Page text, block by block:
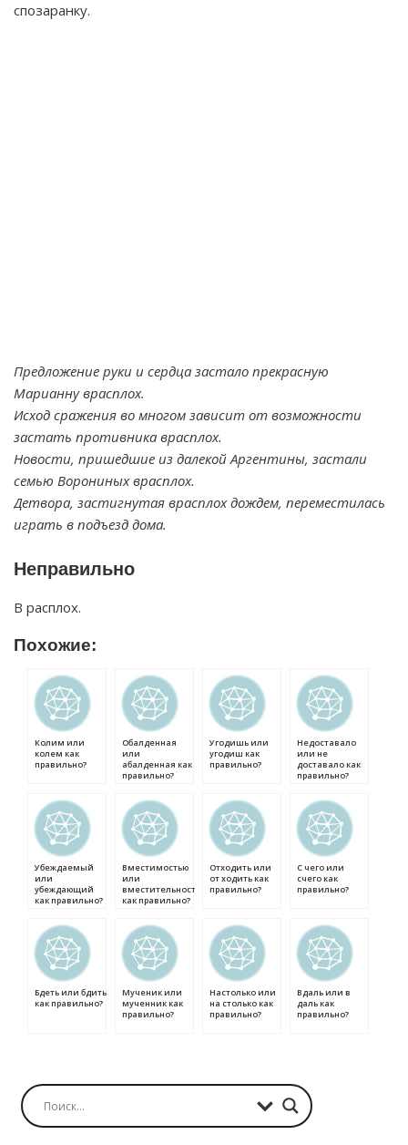
спозаранку.
Предложение руки и сердца застало прекрасную
Марианну врасплох.
Исход сражения во многом зависит от возможности
застать противника врасплох.
Новости, пришедшие из далекой Аргентины, застали
семью Ворониных врасплох.
Детвора, застигнутая врасплох дождем, переместилась
играть в подъезд дома.
Неправильно
В расплох.
Похожие:
Колим или
колем как
правильно?
Обалденная
или
абалденная как
правильно?
Угодишь или
угодиш как
правильно?
Недоставало
или не
доставало как
правильно?
Убеждаемый
или
убеждающий
как правильно?
Вместимостью
или
вместительностью
как правильно?
Отходить или
от ходить как
правильно?
С чего или
счего как
правильно?
Бдеть или бдить
как правильно?
Мученик или
мученник как
правильно?
Настолько или
на столько как
правильно?
Вдаль или в
даль как
правильно?